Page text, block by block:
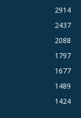
2914
2437
2088
1797
1677
1489
1424